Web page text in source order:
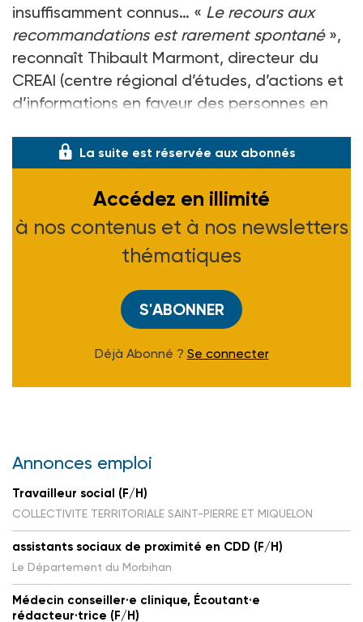
insuffisamment connus… « Le recours aux
recommandations est rarement spontané»,
reconnaît Thibault Marmont, directeur du
CREAI (centre régional d’études, d’actions et
d’informations en faveur des personnes en
La suite est réservée aux abonnés
Accédez en illimité
à nos contenus et à nos newsletters
thématiques
S'ABONNER
Déjà Abonné ? Se connecter
Annonces emploi
Travailleur social (F/H)
COLLECTIVITE TERRITORIALE SAINT-PIERRE ET MIQUELON
assistants sociaux de proximité en CDD (F/H)
Le Département du Morbihan
Médecin conseiller·e clinique, Écoutant·e
rédacteur·trice (F/H)